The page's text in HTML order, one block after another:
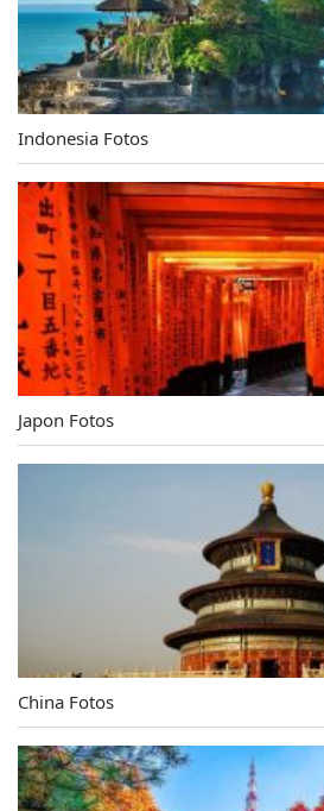
Indonesia Fotos
Japon Fotos
China Fotos